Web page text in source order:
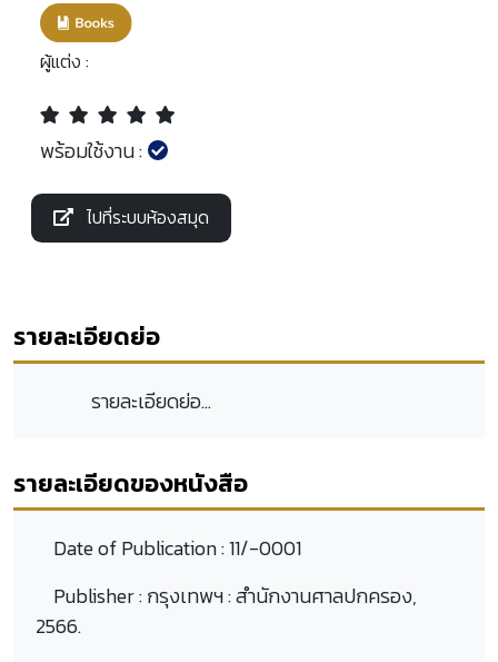
ผู้แต่ง :
พร้อมใช้งาน :
ไปที่ระบบห้องสมุด
รายละเอียดย่อ
รายละเอียดย่อ...
รายละเอียดของหนังสือ
Date of Publication :11/-0001
Publisher :กรุงเทพฯ : สำนักงานศาลปกครอง,
2566.